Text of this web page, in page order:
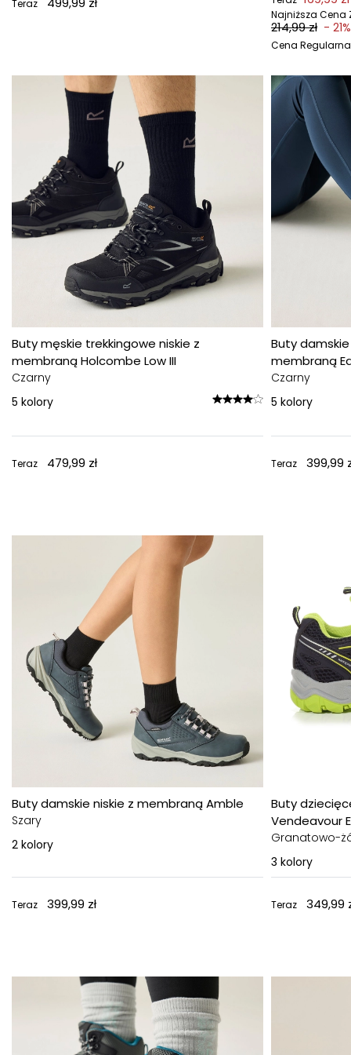
Teraz
Najniższa Cena
214,99 zł - 21%
Cena Regularna
Buty męskie trekkingowe niskie z
membraną Holcombe Low III
Czarny
5 kolory
Teraz 479,99 zł
Buty
membraną
Czarny
5 kolory
Teraz 399,99
Buty damskie niskie z membraną Amble
Szary
2 kolory
Teraz 399,99 zł
Buty
Vendeavour
Granatowo-
3 kolory
Teraz 349,99